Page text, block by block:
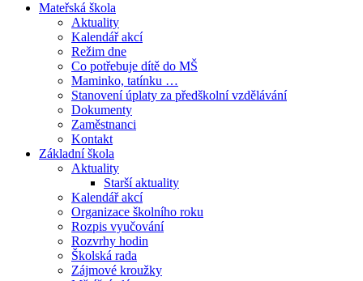
Mateřská škola
Aktuality
Kalendář akcí
Režim dne
Co potřebuje dítě do MŠ
Maminko, tatínku …
Stanovení úplaty za předškolní vzdělávání
Dokumenty
Zaměstnanci
Kontakt
Základní škola
Aktuality
Starší aktuality
Kalendář akcí
Organizace školního roku
Rozpis vyučování
Rozvrhy hodin
Školská rada
Zájmové kroužky